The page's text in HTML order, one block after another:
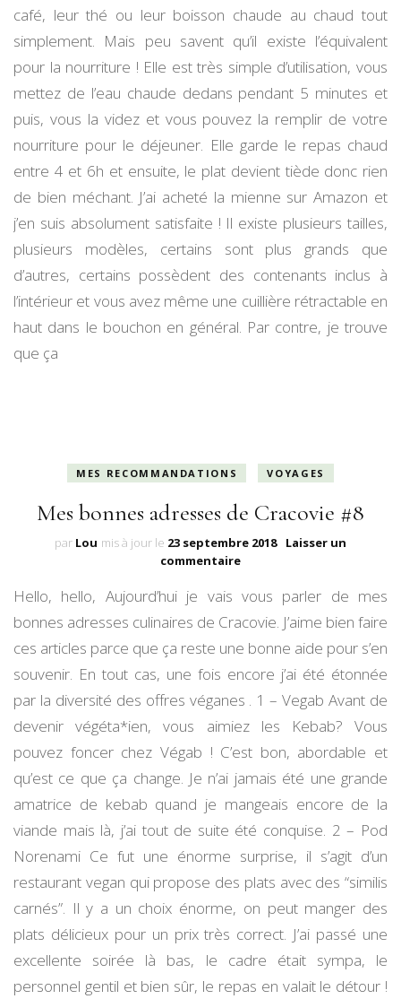
café, leur thé ou leur boisson chaude au chaud tout
simplement. Mais peu savent qu’il existe l’équivalent
pour la nourriture ! Elle est très simple d’utilisation, vous
mettez de l’eau chaude dedans pendant 5 minutes et
puis, vous la videz et vous pouvez la remplir de votre
nourriture pour le déjeuner. Elle garde le repas chaud
entre 4 et 6h et ensuite, le plat devient tiède donc rien
de bien méchant. J’ai acheté la mienne sur Amazon et
j’en suis absolument satisfaite ! Il existe plusieurs tailles,
plusieurs modèles, certains sont plus grands que
d’autres, certains possèdent des contenants inclus à
l’intérieur et vous avez même une cuillière rétractable en
haut dans le bouchon en général. Par contre, je trouve
que ça
MES RECOMMANDATIONS VOYAGES
Mes bonnes adresses de Cracovie #8
par Lou mis à jour le 23 septembre 2018
Laisser un
commentairesur
bonnes
adresses
de
Cracovie
Hello, hello, Aujourd’hui je vais vous parler de mes
bonnes adresses culinaires de Cracovie. J’aime bien faire
ces articles parce que ça reste une bonne aide pour s’en
souvenir. En tout cas, une fois encore j’ai été étonnée
par la diversité des offres véganes . 1 – Vegab Avant de
devenir végéta*ien, vous aimiez les Kebab? Vous
pouvez foncer chez Végab ! C’est bon, abordable et
qu’est ce que ça change. Je n’ai jamais été une grande
amatrice de kebab quand je mangeais encore de la
viande mais là, j’ai tout de suite été conquise. 2 – Pod
Norenami Ce fut une énorme surprise, il s’agit d’un
restaurant vegan qui propose des plats avec des “similis
carnés”. Il y a un choix énorme, on peut manger des
plats délicieux pour un prix très correct. J’ai passé une
excellente soirée là bas, le cadre était sympa, le
personnel gentil et bien sûr, le repas en valait le détour !